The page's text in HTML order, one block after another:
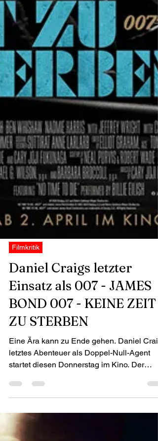
Daniel Craigs letzter
Einsatz als 007 - JAMES
BOND 007 - KEINE ZEIT
ZU STERBEN
letztes Abenteuer als Doppel-Null-Agent
startet diesen Donnerstag im Kino. Der